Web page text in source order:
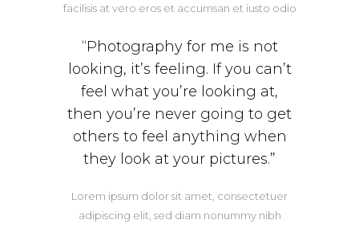
facilisis at vero eros et accumsan et iusto odio
“Photography for me is not
looking, it’s feeling. If you can’t
feel what you’re looking at,
then you’re never going to get
others to feel anything when
they look at your pictures.”
Lorem ipsum dolor sit amet, consectetuer
adipiscing elit, sed diam nonummy nibh